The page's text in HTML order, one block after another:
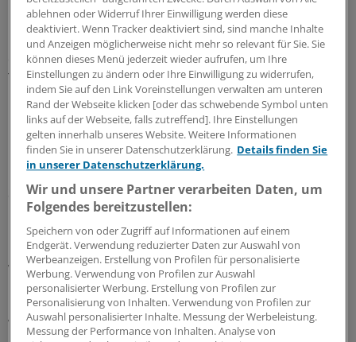
blutdrucksenkenden Effekt von Relevanz. Denn
mittelreifer, etwa 9 bis 12 Monate alter Grana Padano
enthält die höchste Konzentration von bestimmten
Tripeptiden, welche im Zuge des Fermentations-
Prozesses durch Lactobacillus helveticus anfallen.
"Diese Tripeptide haben einen ACE-hemmenden Effekt",
berichtete Studienautor Dr. Giuseppe Crippa aus
Piacenza mit Hinweis auf entsprechende
Studienergebnisse beim Europäischen Hypertonie-
Kongress in London.
Käse zeigte in Studien ACE-hemmende
Wirkung
Dass der Käse aufgrund dieser ACE-inhibitorischen
Wirkung auch tatsächlich den Blutdruck in klinisch
ablehnen oder Widerruf Ihrer Einwilligung werden diese
deaktiviert. Wenn Tracker deaktiviert sind, sind manche Inhalte
und Anzeigen möglicherweise nicht mehr so relevant für Sie. Sie
können dieses Menü jederzeit wieder aufrufen, um Ihre
Einstellungen zu ändern oder Ihre Einwilligung zu widerrufen,
indem Sie auf den Link Voreinstellungen verwalten am unteren
Rand der Webseite klicken [oder das schwebende Symbol unten
links auf der Webseite, falls zutreffend]. Ihre Einstellungen
gelten innerhalb unseres Website. Weitere Informationen
finden Sie in unserer Datenschutzerklärung. Details finden Sie
in unserer Datenschutzerklärung.
Wir und unsere Partner verarbeiten Daten, um
Folgendes bereitzustellen:
Speichern von oder Zugriff auf Informationen auf einem
Endgerät. Verwendung reduzierter Daten zur Auswahl von
Werbeanzeigen. Erstellung von Profilen für personalisierte
Werbung. Verwendung von Profilen zur Auswahl
personalisierter Werbung. Erstellung von Profilen zur
Personalisierung von Inhalten. Verwendung von Profilen zur
Auswahl personalisierter Inhalte. Messung der Werbeleistung.
Messung der Performance von Inhalten. Analyse von